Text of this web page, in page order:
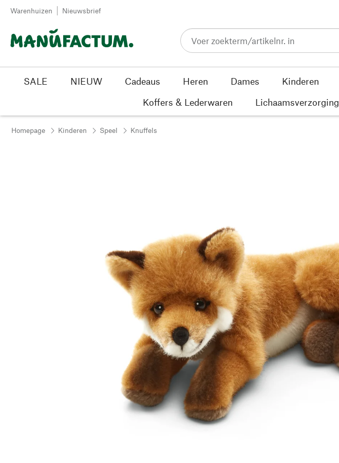
Passer au contenu
Warenhuizen Nieuwsbrief
SALE NIEUW Cadeaus Heren Dames Kinderen
Koffers & Lederwaren
Lichaamsverzorging
Homepage Kinderen Speel Knuffels